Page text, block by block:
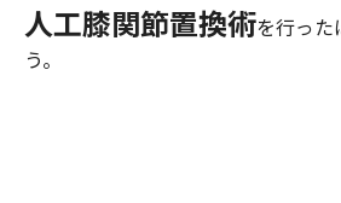
人工膝関節置換術を行った
う。